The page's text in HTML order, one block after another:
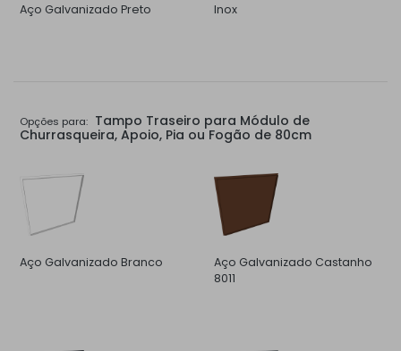
Aço Galvanizado Preto Inox
Opções para: Tampo Traseiro para Módulo de
Churrasqueira, Apoio, Pia ou Fogão de 80cm
Aço Galvanizado Branco
Aço Galvanizado Castanho
8011